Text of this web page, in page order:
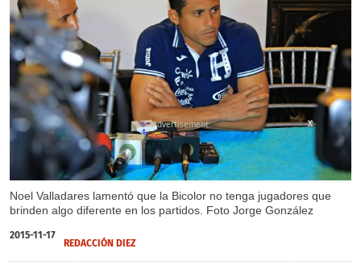
Noel Valladares lamentó que la Bicolor no tenga jugadores que
brinden algo diferente en los partidos. Foto Jorge González
X
2015-11-17
REDACCIÓN DIEZ